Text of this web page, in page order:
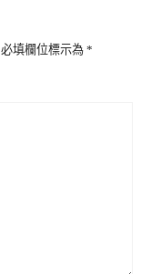
必填欄位標示為 *